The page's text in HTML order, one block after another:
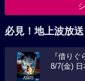
必見！地上波放
『借りぐ
8/7(金)